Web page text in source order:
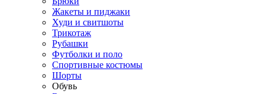
Жакеты и пиджаки
Худи и свитшоты
Трикотаж
Рубашки
Футболки и поло
Спортивные костюмы
Шорты
Обувь